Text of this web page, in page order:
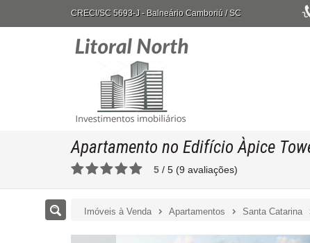
CRECI/SC 5693-J - Balneário Camboriú /SC
Apartamento no Edifício Àpice
5 / 5 (9 avaliações)
Imóveis à Venda Apartamentos Santa Catarina